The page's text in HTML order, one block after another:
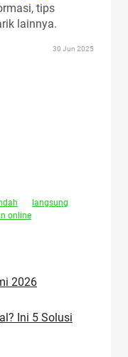
tips
lainnya.
30 Jun 2025
langsung
online
2026
Ini 5 Solusi